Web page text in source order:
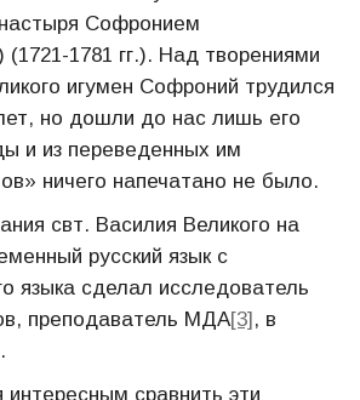
Софронием
1781 гг.). Над творениями
игумен Софроний трудился
но дошли до нас лишь его
и из переведенных им
ничего напечатано не было.
свт. Василия Великого на
русский язык с
языка сделал исследователь
преподаватель МДА[3], в
интересным сравнить эти